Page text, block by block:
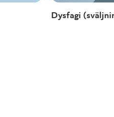
Dysfagi